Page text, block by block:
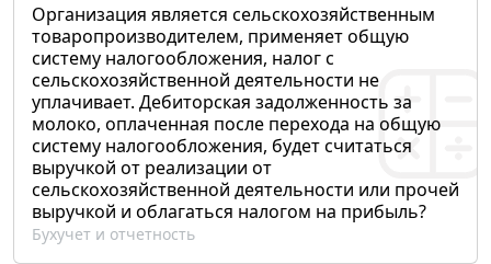
Организация является сельскохозяйственным
товаропроизводителем, применяет общую
систему налогообложения, налог с
сельскохозяйственной деятельности не
уплачивает. Дебиторская задолженность за
молоко, оплаченная после перехода на общую
систему налогообложения, будет считаться
выручкой от реализации от
сельскохозяйственной деятельности или прочей
выручкой и облагаться налогом на прибыль?
Бухучет и отчетность